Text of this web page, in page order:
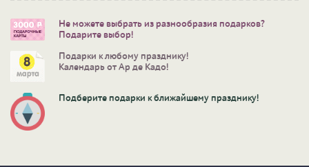
Не можете выбрать из разнообразия подарков?
Подарите выбор!
Подарки к любому празднику!
Календарь от Ар де Кадо!
Подберите подарки к ближайшему празднику!